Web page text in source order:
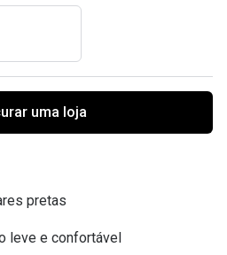
uma loja
pretas
leve e confortável